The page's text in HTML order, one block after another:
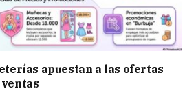
apuestan a las ofertas